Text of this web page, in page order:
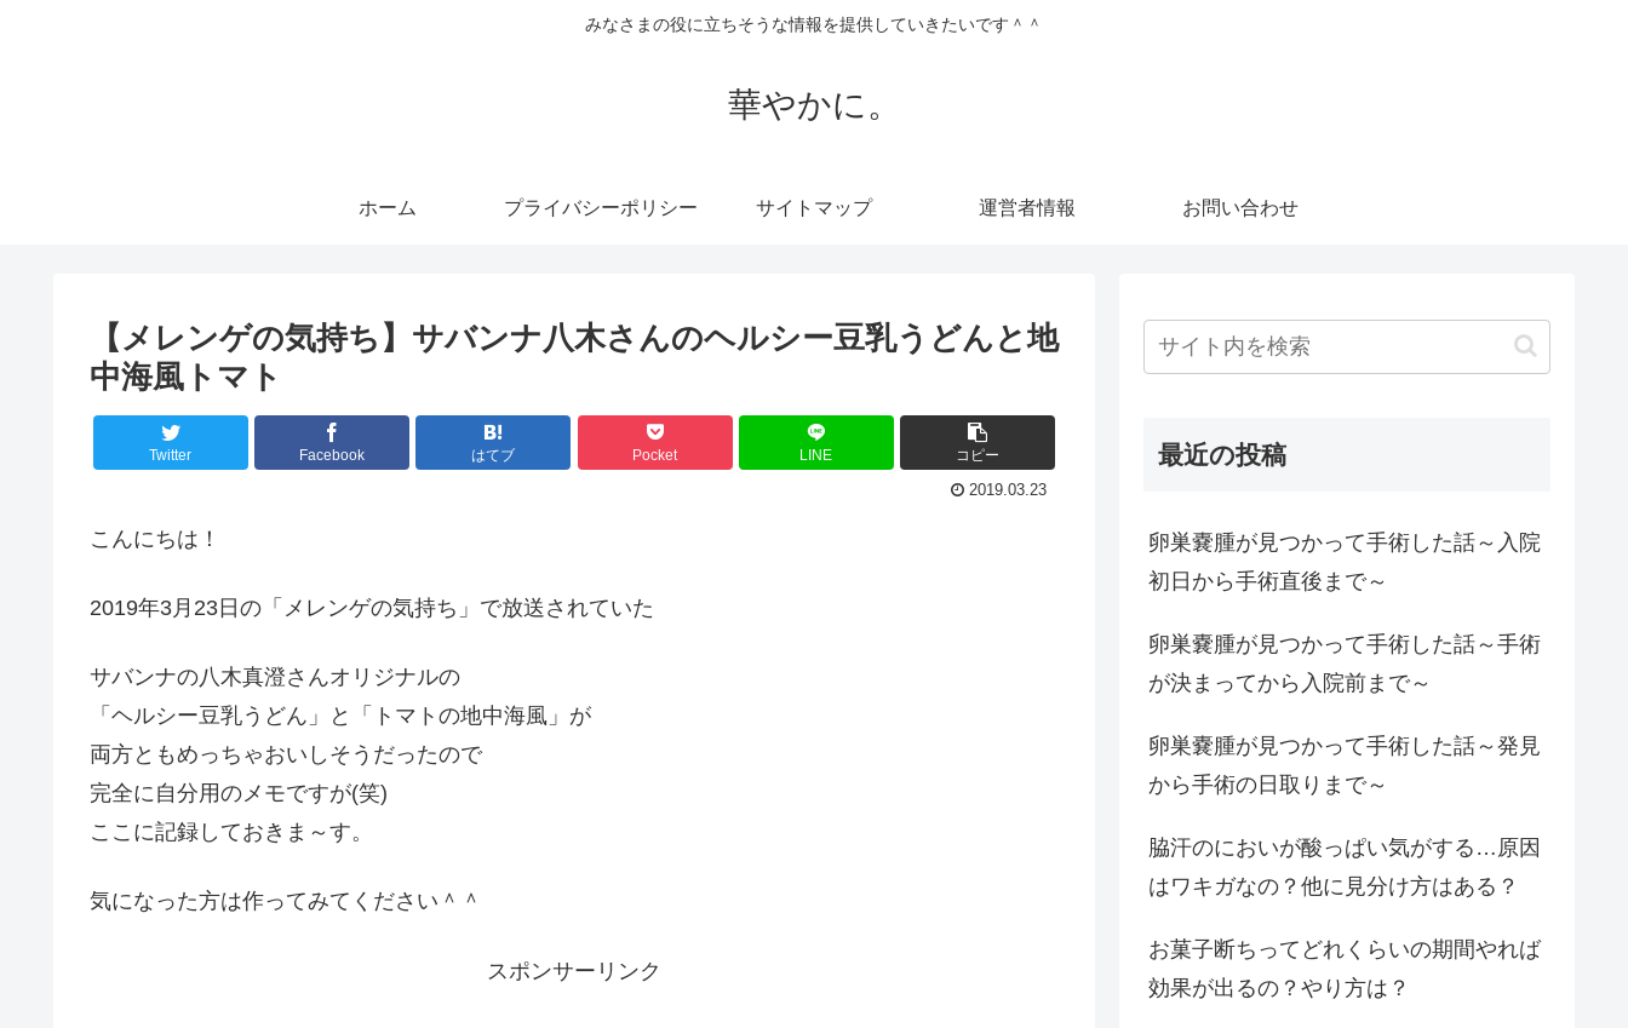
みなさまの役に立ちそうな情報を提供していきたいです＾＾
華やかに。
ホーム プライバシーポリシー サイトマップ 運営者情報 お問い合わせ
【メレンゲの気持ち】サバンナ八木さんのヘルシー豆乳うどんと地
中海風トマト
Twitter Facebook はてブ Pocket LINE コピー
2019.03.23
こんにちは！
2019年3月23日の「メレンゲの気持ち」で放送されていた
サバンナの八木真澄さんオリジナルの
「ヘルシー豆乳うどん」と「トマトの地中海風」が
両方ともめっちゃおいしそうだったので
完全に自分用のメモですが(笑)
ここに記録しておきま～す。
気になった方は作ってみてください＾＾
スポンサーリンク
最近の投稿
卵巣嚢腫が見つかって手術した話～入院
初日から手術直後まで～
卵巣嚢腫が見つかって手術した話～手術
が決まってから入院前まで～
卵巣嚢腫が見つかって手術した話～発見
から手術の日取りまで～
脇汗のにおいが酸っぱい気がする…原因
はワキガなの？他に見分け方はある？
お菓子断ちってどれくらいの期間やれば
効果が出るの？やり方は？